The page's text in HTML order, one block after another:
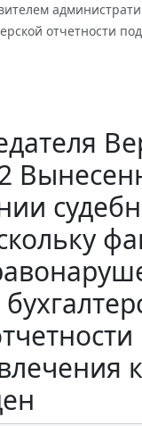
отчетности
к